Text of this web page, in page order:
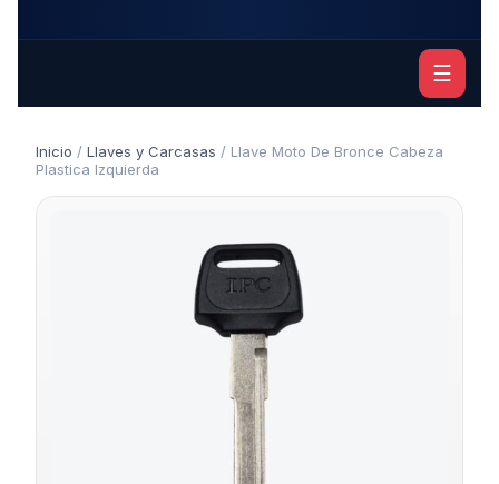
☰
Inicio / Llaves y Carcasas / Llave Moto De Bronce Cabeza
Plastica Izquierda